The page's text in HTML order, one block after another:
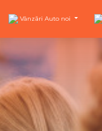
Vânzări Auto noi